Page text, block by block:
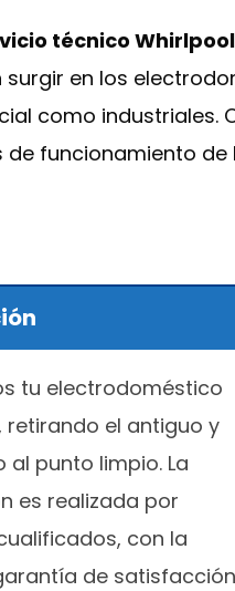
técnico
surgir en los
como
de funcionamiento
tu electrodoméstico
retirando el antiguo y
al punto limpio. La
es realizada por
con la
de